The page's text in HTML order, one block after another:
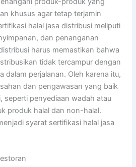
khusus agar tetap terjamin
halal jasa distribusi meliputi
dan penanganan
harus memastikan bahwa
tidak tercampur dengan
dalam perjalanan. Oleh karena itu,
dan pengawasan yang baik
seperti penyediaan wadah atau
produk halal dan non-halal.
syarat sertifikasi halal jasa